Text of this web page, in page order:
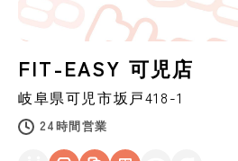
FIT-EASY 可児店
岐阜県可児市坂戸418-1
24時間営業